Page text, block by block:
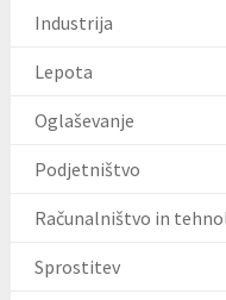
Industrija
Lepota
Oglaševanje
Podjetništvo
Računalništvo in
Sprostitev